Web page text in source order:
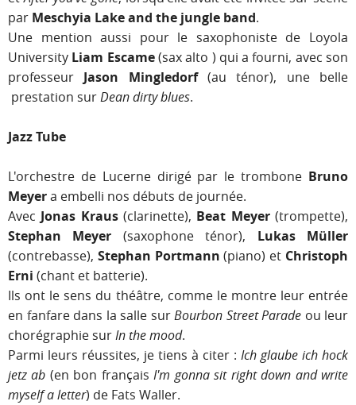
par Meschyia Lake and the jungle band.
Une mention aussi pour le saxophoniste de Loyola
University Liam Escame(sax alto ) qui a fourni, avec son
professeur Jason Mingledorf(au ténor), une belle
prestation surDean dirty blues.
Jazz Tube
L'orchestre de Lucerne dirigé par le trombone Bruno
Meyera embelli nos débuts de journée.
Avec Jonas Kraus(clarinette), Beat Meyer(trompette),
Stephan Meyer (saxophone ténor), Lukas Müller
(contrebasse), Stephan Portmann (piano) et Christoph
Erni (chant et batterie).
Ils ont le sens du théâtre, comme le montre leur entrée
en fanfare dans la salle surBourbon Street Parade ou leur
chorégraphie surIn the mood.
Parmi leurs réussites, je tiens à citer : Ich glaube ich hock
jetz ab (en bon françaisI'm gonna sit right down and write
myself a letter) de Fats Waller.